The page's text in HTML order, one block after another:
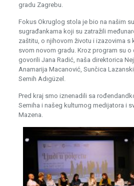
gradu Zagrebu.
Fokus Okruglog stola je bio na našim
sugrađankama koji su zatražili
zaštitu, o njihovom životu i izazovima s
svom novom gradu. Kroz program su
govorili Jana Radić, naša direktorica
Anamarija Macanović, Sunčica
Semih Adıgüzel.
Pred kraj smo iznenadili sa
Semiha i našeg kulturnog medijatora i
Mazena.